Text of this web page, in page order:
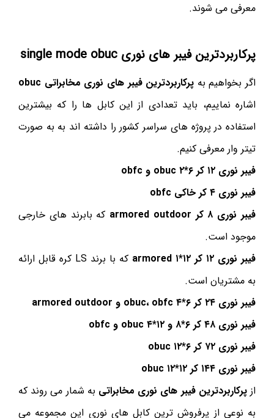
معرفی می شوند.
پرکاربردترین فیبر های نوری single mode obuc
اگر بخواهیم به پرکاربردترین فیبر های نوری مخابراتی obuc
اشاره نماییم، باید تعدادی از این کابل ها را که بیشترین
استفاده در پروژه های سراسر کشور را داشته اند به به صورت
تیتر وار معرفی کنیم.
فیبر نوری ۱۲ کر ۶*۲ obuc و obfc
فیبر نوری ۴ کر خاکی obfc
فیبر نوری ۸ کر armored outdoor
که بابرند های خارجی
موجود است.
فیبر نوری ۱۲ کر ۱۲*۱ armored
که با برند LS کره قابل ارائه
به مشتریان است.
فیبر نوری ۲۴ کر ۶*۴ obuc، obfc و armored outdoor
فیبر نوری ۴۸ کر ۶*۸ و ۱۲*۴ obuc و obfc
فیبر نوری ۷۲ کر ۶*۱۲ obuc
فیبر نوری ۱۴۴ کر ۱۲*۱۲ obuc
از پرکاربردترین فیبر های نوری مخابراتی به شمار می روند که
به نوعی از پرفروش ترین کابل های نوری این مجموعه می